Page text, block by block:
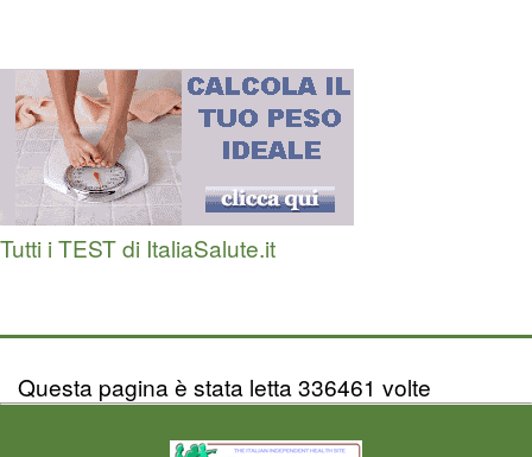
Tutti i TEST di ItaliaSalute.it
Questa pagina è stata letta 336461 volte